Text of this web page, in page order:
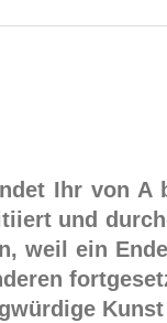
Ihr von A
und
weil ein